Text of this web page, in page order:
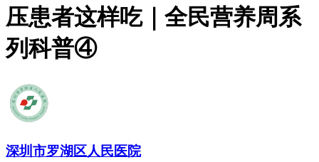
压患者这样吃｜全民营养周系
列科普④
深圳市罗湖区人民医院